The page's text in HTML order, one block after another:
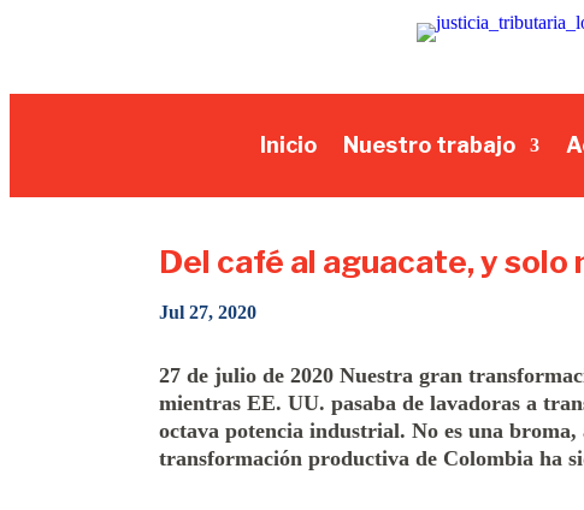
Inicio Nuestro trabajo
Del café al aguacate, y
Jul 27, 2020
27 de julio de 2020 Nuestra gran
mientras EE. UU. pasaba de lavadoras a
octava potencia industrial. No es una
transformación productiva de Colombia ha